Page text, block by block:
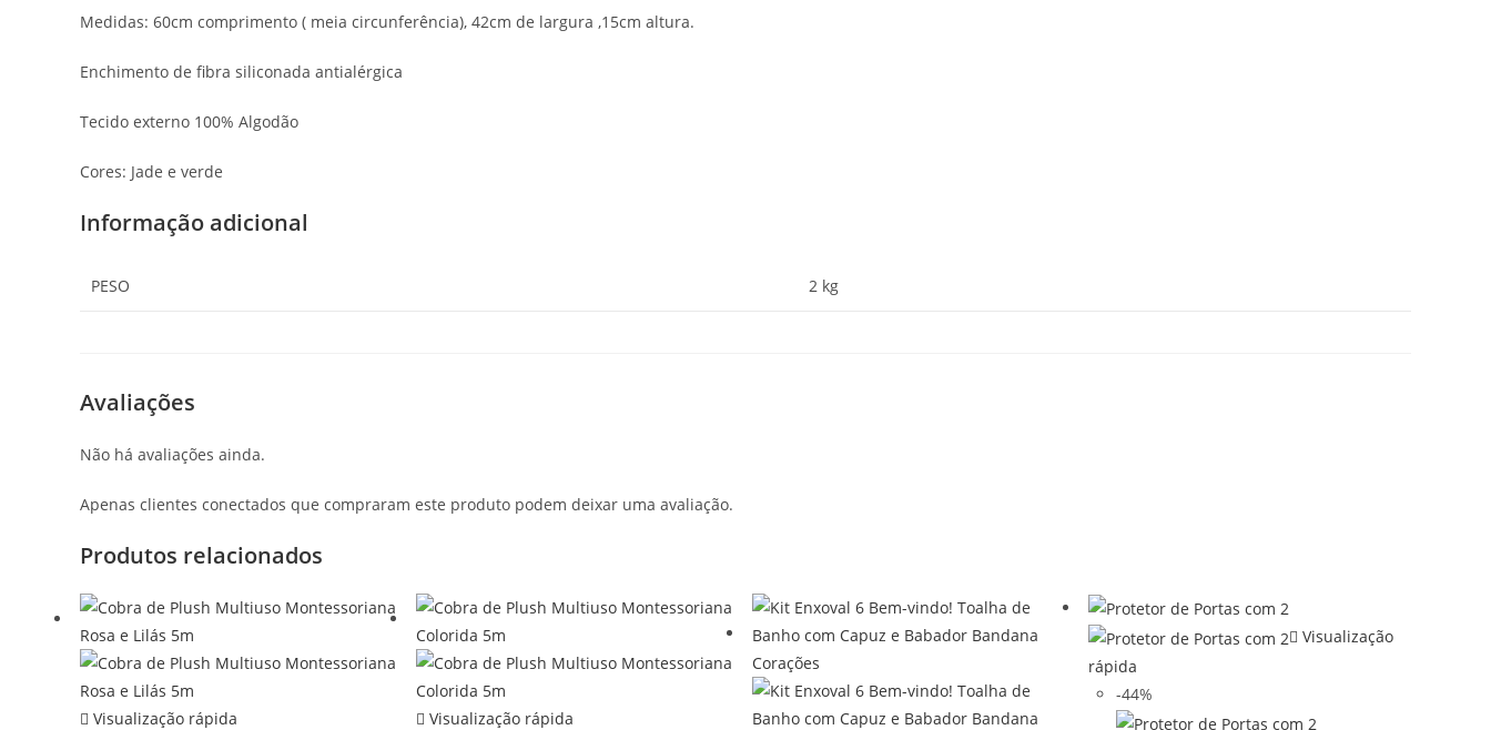
Medidas: 60cm comprimento ( meia circunferência), 42cm de largura ,15cm altura.
Enchimento de fibra siliconada antialérgica
Tecido externo 100% Algodão
Cores: Jade e verde
Informação adicional
PESO 2 kg
Avaliações
Não há avaliações ainda.
Apenas clientes conectados que compraram este produto podem deixar uma avaliação.
Produtos relacionados
Visualização rápida Visualização rápida
Visualização
rápida
-44%